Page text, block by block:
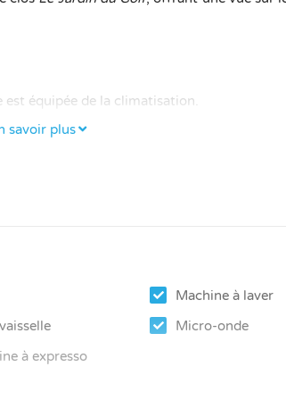
équipée de la climatisation.
la climatisation.
et donne sur la salle à manger dans la
savoir plus
à expresso
Machine à laver
Micro-onde